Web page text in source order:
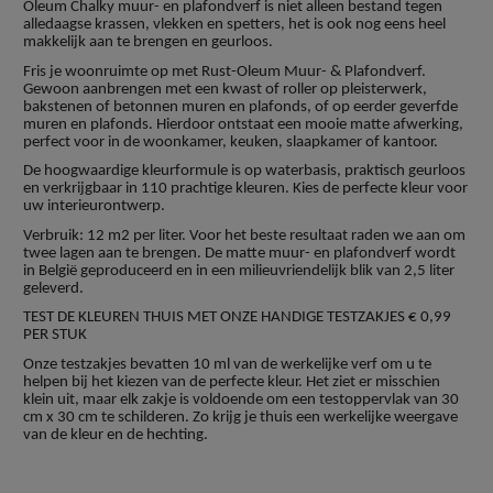
Oleum Chalky muur- en plafondverf is niet alleen bestand tegen
alledaagse krassen, vlekken en spetters, het is ook nog eens heel
makkelijk aan te brengen en geurloos.
Fris je woonruimte op met Rust-Oleum Muur- & Plafondverf.
Gewoon aanbrengen met een kwast of roller op pleisterwerk,
bakstenen of betonnen muren en plafonds, of op eerder geverfde
muren en plafonds. Hierdoor ontstaat een mooie matte afwerking,
perfect voor in de woonkamer, keuken, slaapkamer of kantoor.
De hoogwaardige kleurformule is op waterbasis, praktisch geurloos
en verkrijgbaar in 110 prachtige kleuren. Kies de perfecte kleur voor
uw interieurontwerp.
Verbruik: 12 m2 per liter. Voor het beste resultaat raden we aan om
twee lagen aan te brengen. De matte muur- en plafondverf wordt
in België geproduceerd en in een milieuvriendelijk blik van 2,5 liter
geleverd.
TEST DE KLEUREN THUIS MET ONZE HANDIGE TESTZAKJES € 0,99
PER STUK
Onze testzakjes bevatten 10 ml van de werkelijke verf om u te
helpen bij het kiezen van de perfecte kleur. Het ziet er misschien
klein uit, maar elk zakje is voldoende om een testoppervlak van 30
cm x 30 cm te schilderen. Zo krijg je thuis een werkelijke weergave
van de kleur en de hechting.